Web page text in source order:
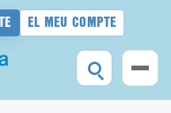
EL MEU COMPTE